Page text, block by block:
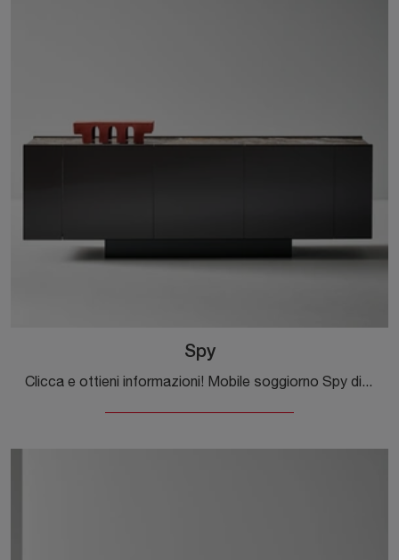
Spy
Clicca e ottieni informazioni! Mobile soggiorno Spy di Bonaldo in legno laccato: ti sta aspettando per valorizzare le tue stanze moderne.